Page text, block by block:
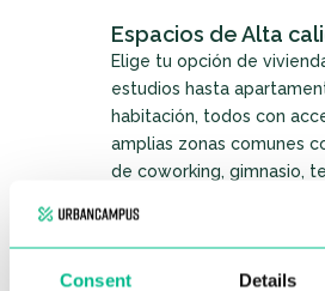
Consent Details
Espacios de Alta
Elige tu opción de
estudios hasta
habitación, todos con
amplias zonas comunes
de coworking, gimnasio,